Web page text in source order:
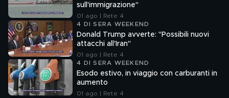
sull'immigrazione"
01 ago | Rete 4
4 DI SERA WEEKEND
Donald Trump avverte: "Possibili nuovi
attacchi all'Iran"
01 ago | Rete 4
4 DI SERA WEEKEND
Esodo estivo, in viaggio con carburanti in
aumento
01 ago | Rete 4